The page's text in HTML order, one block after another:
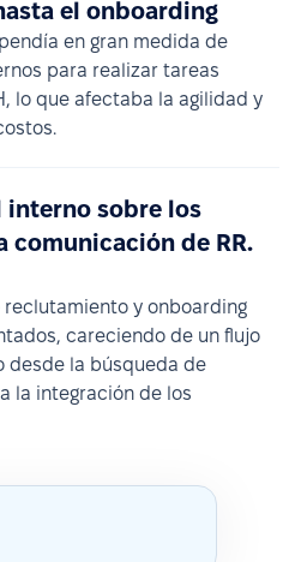
el onboarding
en gran medida de
para realizar tareas
lo que afectaba la agilidad y
interno sobre los
comunicación de RR.
reclutamiento y onboarding
careciendo de un flujo
desde la búsqueda de
la integración de los